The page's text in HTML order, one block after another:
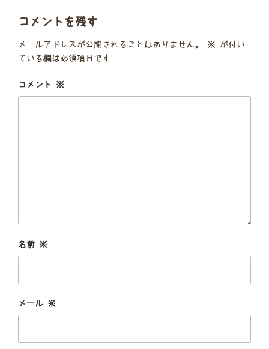
コメントを残す
メールアドレスが公開されることはありません。 ※ が付い
ている欄は必須項目です
コメント ※
名前 ※
メール ※